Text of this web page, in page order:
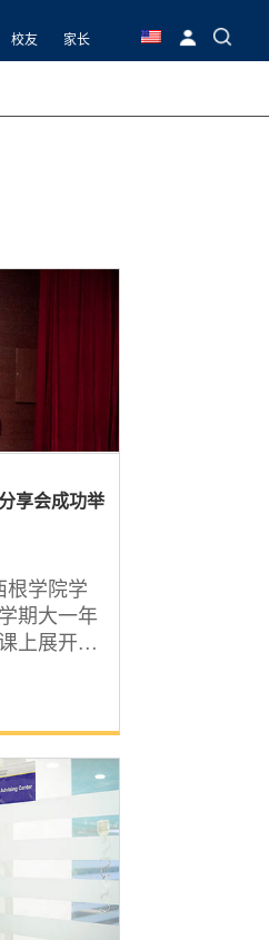
校友 家长
享会成功举
根学院学
期大一年
上展开。
师王冲在
本科毕业
享自己的
。